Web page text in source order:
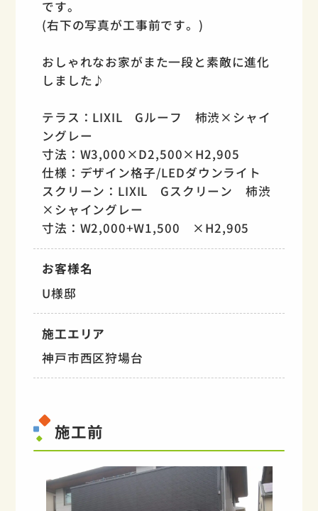
です。
(右下の写真が工事前です。)
おしゃれなお家がまた一段と素敵に進化
しました♪
テラス：LIXIL Gルーフ 柿渋×シャイ
ングレー
寸法：W3,000×D2,500×H2,905
仕様：デザイン格子/LEDダウンライト
スクリーン：LIXIL Gスクリーン 柿渋
×シャイングレー
寸法：W2,000+W1,500 ×H2,905
お客様名
U様邸
施工エリア
神戸市西区狩場台
施工前